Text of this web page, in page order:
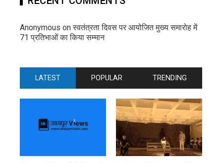
Anonymous onस्वतंत्रता दिवस पर आयोजित मुख्य समारोह में
71 प्रतिभाओं का किया सम्मान
LATEST POPULAR TRENDING